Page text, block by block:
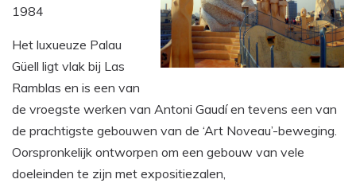
1984
Het luxueuze Palau
Güell ligt vlak bij Las
Ramblas en is een van
de vroegste werken van Antoni Gaudí en tevens een van
de prachtigste gebouwen van de ‘Art Noveau’-beweging.
Oorspronkelijk ontworpen om een gebouw van vele
doeleinden te zijn met expositiezalen,